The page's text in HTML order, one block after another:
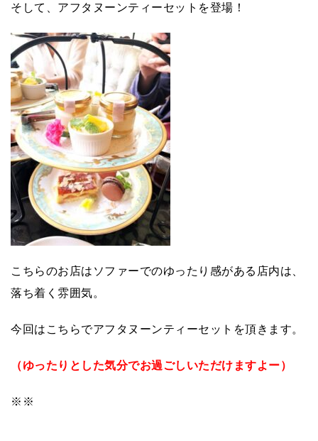
そして、アフタヌーンティーセットを登場！
こちらのお店は ソファーでのゆったり感がある店内は、
落ち着く雰囲気。
今回はこちらでアフタヌーンティーセットを頂きます。
（ゆったりとした気分でお過ごしいただけますよー）
※※